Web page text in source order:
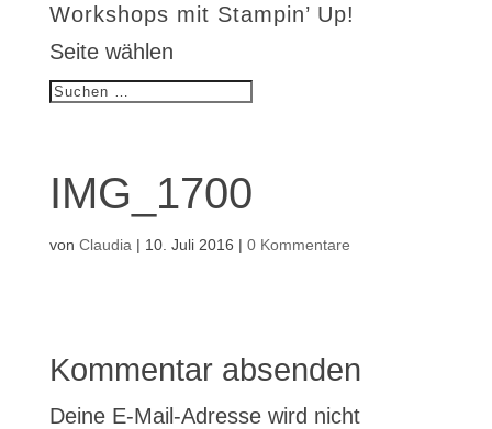
Workshops mit Stampin’ Up!
Seite wählen
IMG_1700
von Claudia | 10. Juli 2016 | 0 Kommentare
Kommentar absenden
Deine E-Mail-Adresse wird nicht